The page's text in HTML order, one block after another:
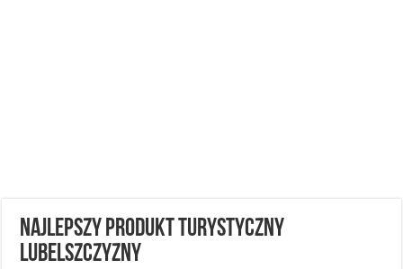
Najlepszy Produkt Turystyczny
Lubelszczyzny